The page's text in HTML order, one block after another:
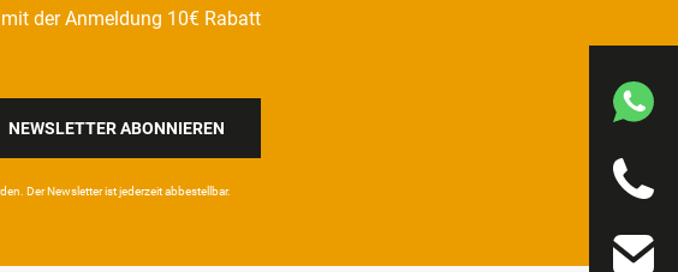
der Anmeldung 10€ Rabatt
NEWSLETTER ABONNIEREN
Der News­letter ist jeder­zeit ab­bestel­lbar.